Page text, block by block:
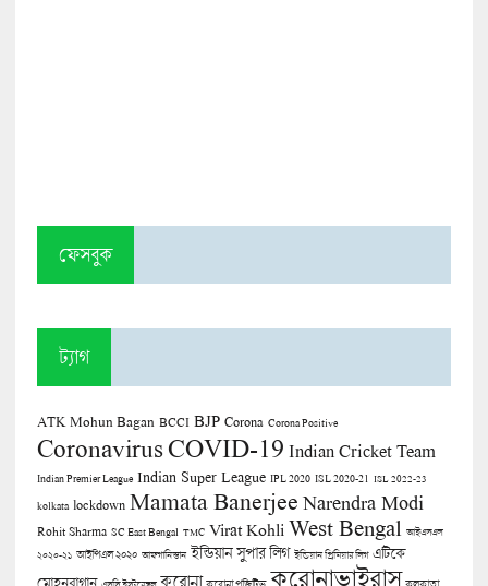
ফেসবুক
ট্যাগ
ATK Mohun Bagan BCCI BJP Corona Corona Positive
CoronavirusCOVID-19 Indian Cricket Team
Indian Premier League Indian Super League IPL 2020 ISL 2020-21 ISL 2022-23
kolkata lockdown Mamata Banerjee Narendra Modi
Rohit Sharma SC East Bengal TMC Virat Kohli West Bengal আইএসএল
২০২০-২১ আইপিএল ২০২০ আফগানিস্তান ইন্ডিয়ান সুপার লিগ ইন্ডিয়ান প্রিমিয়ার লিগ এটিকে
করোনা করোনাভাইরাস